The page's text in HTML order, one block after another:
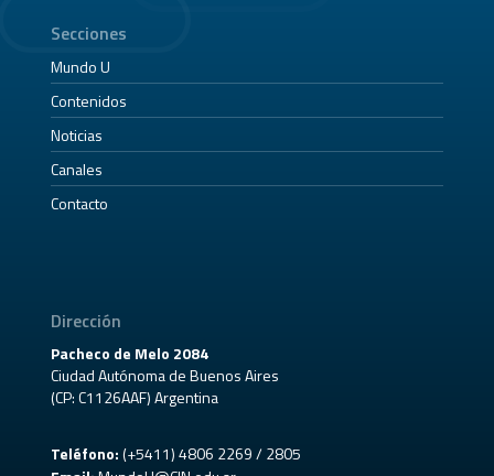
Secciones
Mundo U
Contenidos
Noticias
Canales
Contacto
Dirección
Pacheco de Melo 2084
Ciudad Autónoma de Buenos Aires
(CP: C1126AAF) Argentina
Teléfono:(+5411) 4806 2269 / 2805